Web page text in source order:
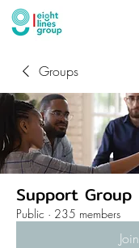
Groups
Support Group
Public · 235 members
Join